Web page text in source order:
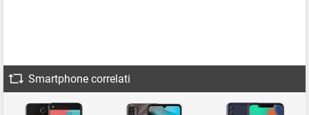
Smartphone correlati